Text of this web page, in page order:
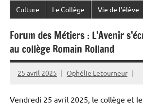
Culture Le Collège Vie de l'élève
Forum des Métiers : L’Avenir
au collège Romain Rolland
25 avril 2025 Ophélie Letourneur
Vendredi 25 avril 2025, le collège et